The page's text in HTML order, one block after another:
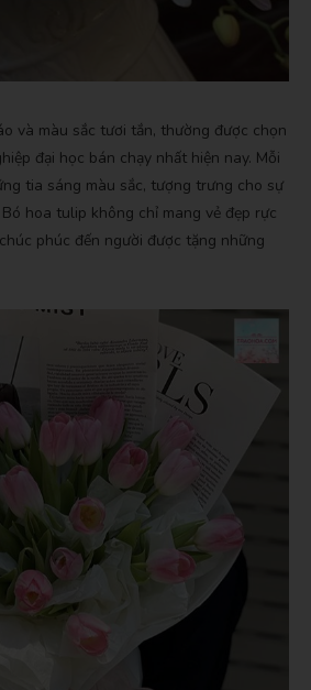
và màu sắc tươi tắn, thường được chọn
đại học bán chạy nhất hiện nay. Mỗi
tia sáng màu sắc, tượng trưng cho sự
hoa tulip không chỉ mang vẻ đẹp rực
phúc đến người được tặng những